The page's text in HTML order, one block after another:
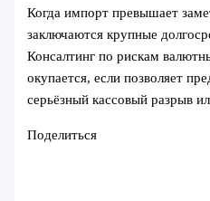
Когда импорт превышает
заключаются крупные
Консалтинг по рискам
окупается, если позволяет
серьёзный кассовый разрыв
Поделиться